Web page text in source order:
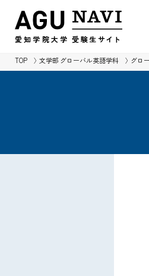
愛知学院大学 受験生サイ ト
TOP 文学部 グローバル英語学科 グロ